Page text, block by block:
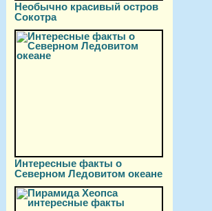
Необычно красивый остров
Сокотра
Интересные факты о
Северном Ледовитом океане